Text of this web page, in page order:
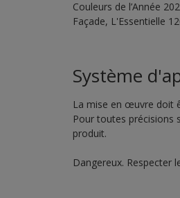
Couleurs de l’Année
Façade, L'Essentielle
Système
La mise en œuvre doit
Pour toutes précisions
produit.
Dangereux. Respecter